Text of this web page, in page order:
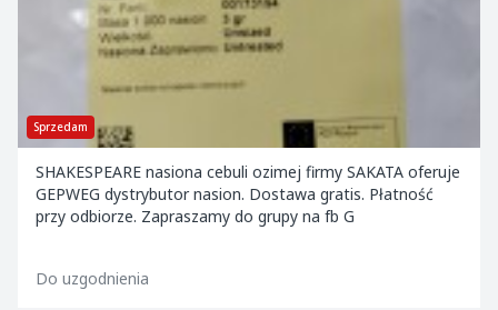
Sprzedam
SHAKESPEARE nasiona cebuli ozimej firmy SAKATA oferuje
GEPWEG dystrybutor nasion. Dostawa gratis. Płatność
przy odbiorze. Zapraszamy do grupy na fb G
Do uzgodnienia